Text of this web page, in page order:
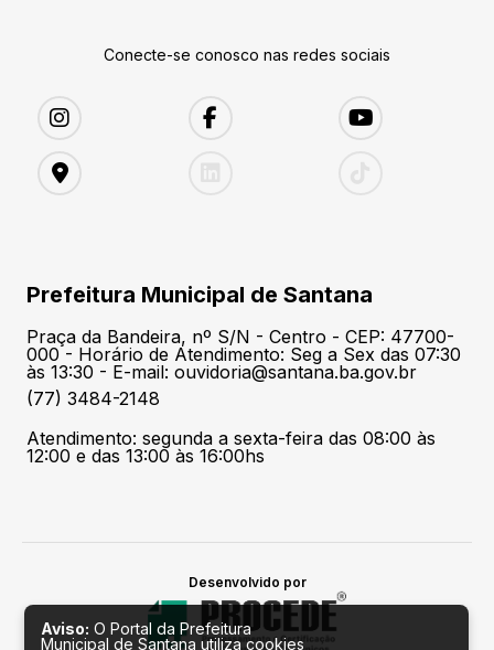
Conecte-se conosco nas redes sociais
Prefeitura Municipal de Santana
Praça da Bandeira, nº S/N - Centro - CEP: 47700-
000 - Horário de Atendimento: Seg a Sex das 07:30
às 13:30 - E-mail: ouvidoria@santana.ba.gov.br
(77) 3484-2148
Atendimento: segunda a sexta-feira das 08:00 às
12:00 e das 13:00 às 16:00hs
Desenvolvido por
Aviso: O Portal da Prefeitura
Municipal de Santana utiliza cookies